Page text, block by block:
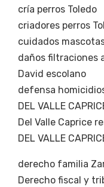
cría perros Toledo
criadores perros
cuidados
daños filtraciones
David escolano
defensa
DEL VALLE
Del Valle Caprice
DEL VALLE
derecho familia
Derecho fiscal y